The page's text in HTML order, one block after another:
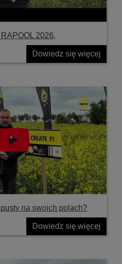
2026,
Dowiedz się więcej
na swoich polach?
Dowiedz się więcej